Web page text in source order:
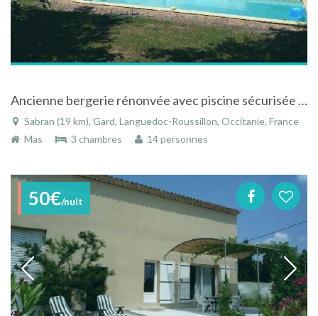
Ancienne bergerie rénonvée avec piscine sécurisée à Sabran dans le Gard en Languedoc-Roussillon
Sabran (19 km), Gard, Languedoc-Roussillon, Occitanie, France
Mas
3 chambres 14 personnes
50€/nuit